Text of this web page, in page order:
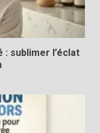
sublimer l’éclat